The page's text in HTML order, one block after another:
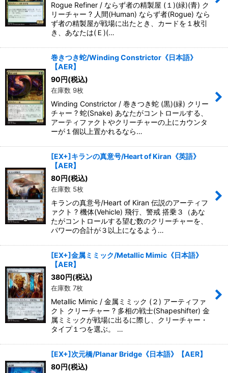
Rogue Refiner / ならず者の精製屋 (１)(緑)(青) ク
リーチャー ? 人間(Human) ならず者(Rogue) なら
ず者の精製屋が戦場に出たとき、カードを１枚引
き、あなたは(Ｅ)(…
巻きつき蛇/Winding Constrictor《日本語》
【AER】
90円(税込)
在庫数 9枚
Winding Constrictor / 巻きつき蛇 (黒)(緑) クリー
チャー ? 蛇(Snake) あなたがコントロールする、
アーティファクトやクリーチャーの上にカウンタ
ーが１個以上置かれるなら…
[EX+]キランの真意号/Heart of Kiran《英語》
【AER】
80円(税込)
在庫数 5枚
キランの真意号/Heart of Kiran 伝説のアーティフ
ァクト ? 機体(Vehicle) 飛行、警戒 搭乗３（あな
たがコントロールする望む数のクリーチャーを、
パワーの合計が３以上になるよう…
[EX+]金属ミミック/Metallic Mimic《日本語》
【AER】
380円(税込)
在庫数 7枚
Metallic Mimic / 金属ミミック (２) アーティファ
クト クリーチャー ? 多相の戦士(Shapeshifter) 金
属ミミックが戦場に出るに際し、クリーチャー・
タイプ１つを選ぶ。 …
[EX+]次元橋/Planar Bridge《日本語》【AER】
80円(税込)